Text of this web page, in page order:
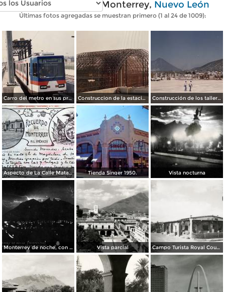
Fotos antiguas de Monterrey, Nuevo León
Últimas fotos agregadas se muestran primero (1 al 24 de 1009):
Carro del metro en sus primeras pruebas durante 1990 Construccion de la estacion cuauhtemoc Construcción de los talleres del metro
Aspecto de La Calle Matamoros ( Circulada el 8 de Abril de 1912 ). Tienda Singer 1950. Vista nocturna
Monterrey de noche, con tempestad Vista parcial Campo Turista Royal Courts